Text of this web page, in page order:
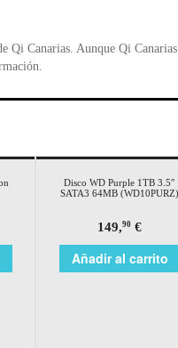
Qi Canarias. Aunque Qi
Disco WD Purple 1TB 3.5″
SATA3 64MB (WD10PURZ)
149,90 €
Añadir al carrito